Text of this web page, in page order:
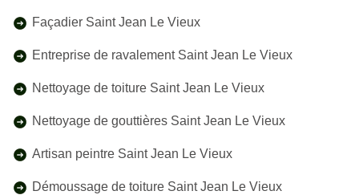
Façadier Saint Jean Le Vieux
Entreprise de ravalement Saint Jean Le Vieux
Nettoyage de toiture Saint Jean Le Vieux
Nettoyage de gouttières Saint Jean Le Vieux
Artisan peintre Saint Jean Le Vieux
Démoussage de toiture Saint Jean Le Vieux